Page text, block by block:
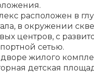
расположен в
в окружении
центров, с
сетью.
жилого
детская